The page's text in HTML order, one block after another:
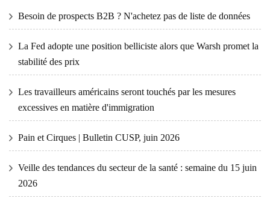
Besoin de prospects B2B ? N'achetez pas de liste de données
La Fed adopte une position belliciste alors que Warsh promet la
stabilité des prix
Les travailleurs américains seront touchés par les mesures
excessives en matière d'immigration
Pain et Cirques | Bulletin CUSP, juin 2026
Veille des tendances du secteur de la santé : semaine du 15 juin
2026